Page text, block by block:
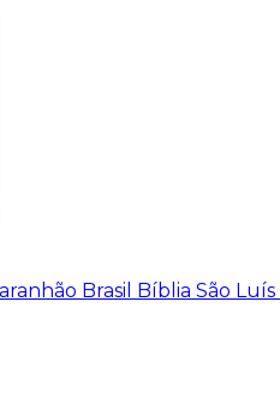
Brasil Bíblia São Luís